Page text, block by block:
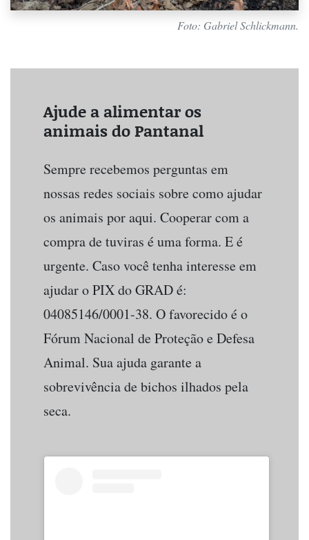
Foto: Gabriel Schlickmann.
Ajude a alimentar os
animais do Pantanal
Sempre recebemos perguntas em
nossas redes sociais sobre como ajudar
os animais por aqui. Cooperar com a
compra de tuviras é uma forma. E é
urgente. Caso você tenha interesse em
ajudar o PIX do GRAD é:
04085146/0001-38. O favorecido é o
Fórum Nacional de Proteção e Defesa
Animal. Sua ajuda garante a
sobrevivência de bichos ilhados pela
seca.